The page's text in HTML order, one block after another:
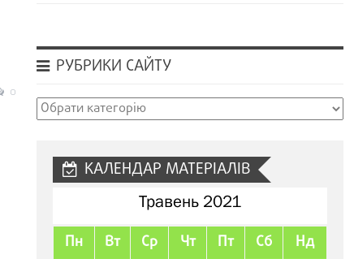
0
РУБРИКИ САЙТУ
Рубрики
КАЛЕНДАР МАТЕРІАЛІВ
Травень 2021
Пн Вт Ср Чт Пт Сб Нд